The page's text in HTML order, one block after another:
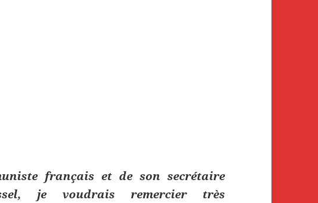
français et de son secrétaire
je voudrais remercier très